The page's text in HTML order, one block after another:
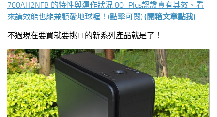
700AH2NFB 的特性與運作狀況 80_Plus認證真有其效、看
來講效能也能兼顧愛地球喔！ (點擊可閱)(開箱文章點我)
不過現在要買就要挑TT的新系列產品就是了！